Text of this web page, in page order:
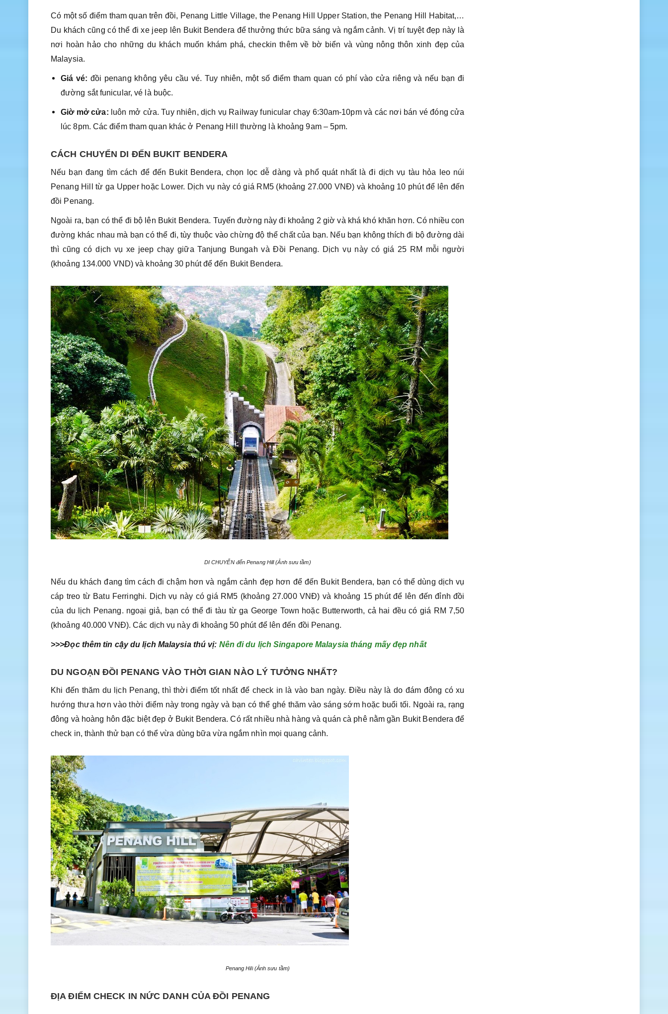
Có một số điểm tham quan trên đồi, Penang Little Village, the Penang Hill Upper Station, the Penang Hill Habitat,…
Du khách cũng có thể đi xe jeep lên Bukit Bendera để thưởng thức bữa sáng và ngắm cảnh. Vị trí tuyệt đẹp này là
nơi hoàn hảo cho những du khách muốn khám phá, checkin thêm về bờ biển và vùng nông thôn xinh đẹp của
Malaysia.
Giá vé: đồi penang không yêu cầu vé. Tuy nhiên, một số điểm tham quan có phí vào cửa riêng và nếu bạn đi
đường sắt funicular, vé là buộc.
Giờ mở cửa: luôn mở cửa. Tuy nhiên, dịch vụ Railway funicular chạy 6:30am-10pm và các nơi bán vé đóng cửa
lúc 8pm. Các điểm tham quan khác ở Penang Hill thường là khoảng 9am – 5pm.
CÁCH CHUYỂN DI ĐẾN BUKIT BENDERA
Nếu bạn đang tìm cách để đến Bukit Bendera, chọn lọc dễ dàng và phổ quát nhất là đi dịch vụ tàu hỏa leo núi
Penang Hill từ ga Upper hoặc Lower. Dịch vụ này có giá RM5 (khoảng 27.000 VNĐ) và khoảng 10 phút để lên đến
đồi Penang.
Ngoài ra, bạn có thể đi bộ lên Bukit Bendera. Tuyến đường này đi khoảng 2 giờ và khá khó khăn hơn. Có nhiều con
đường khác nhau mà bạn có thể đi, tùy thuộc vào chừng độ thể chất của bạn. Nếu bạn không thích đi bộ đường dài
thì cũng có dịch vụ xe jeep chạy giữa Tanjung Bungah và Đồi Penang. Dịch vụ này có giá 25 RM mỗi người
(khoảng 134.000 VND) và khoảng 30 phút để đến Bukit Bendera.
DI CHUYỂN đến Penang Hill (Ảnh sưu tầm)
Nếu du khách đang tìm cách đi chậm hơn và ngắm cảnh đẹp hơn để đến Bukit Bendera, bạn có thể dùng dịch vụ
cáp treo từ Batu Ferringhi. Dịch vụ này có giá RM5 (khoảng 27.000 VNĐ) và khoảng 15 phút để lên đến đỉnh đồi
của du lịch Penang. ngoại giả, bạn có thể đi tàu từ ga George Town hoặc Butterworth, cả hai đều có giá RM 7,50
(khoảng 40.000 VNĐ). Các dịch vụ này đi khoảng 50 phút để lên đến đồi Penang.
>>>Đọc thêm tin cậy du lịch Malaysia thú vị: Nên đi du lịch Singapore Malaysia tháng mấy đẹp nhất
DU NGOẠN ĐỒI PENANG VÀO THỜI GIAN NÀO LÝ TƯỞNG NHẤT?
Khi đến thăm du lịch Penang, thì thời điểm tốt nhất để check in là vào ban ngày. Điều này là do đám đông có xu
hướng thưa hơn vào thời điểm này trong ngày và bạn có thể ghé thăm vào sáng sớm hoặc buổi tối. Ngoài ra, rạng
đông và hoàng hôn đặc biệt đẹp ở Bukit Bendera. Có rất nhiều nhà hàng và quán cà phê nằm gần Bukit Bendera để
check in, thành thử bạn có thể vừa dùng bữa vừa ngắm nhìn mọi quang cảnh.
Penang Hill (Ảnh sưu tầm)
ĐỊA ĐIỂM CHECK IN NỨC DANH CỦA ĐỒI PENANG